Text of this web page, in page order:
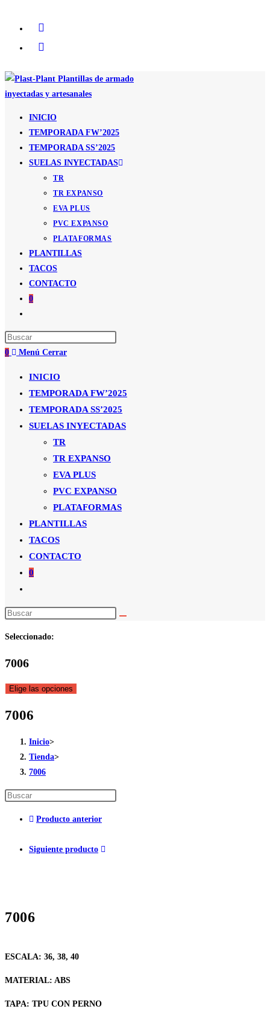
contenido
INICIO
TEMPORADA FW’2025
TEMPORADA SS’2025
SUELAS INYECTADAS
TR
TR EXPANSO
EVA PLUS
PVC EXPANSO
PLATAFORMAS
PLANTILLAS
TACOS
CONTACTO
0
de
la
web
0 Menú Cerrar
INICIO
TEMPORADA FW’2025
TEMPORADA SS’2025
SUELAS INYECTADAS
TR
TR EXPANSO
EVA PLUS
PVC EXPANSO
PLATAFORMAS
PLANTILLAS
TACOS
CONTACTO
0
de
la
Seleccionado:
7006
Elige las opciones
7006
Inicio>
Tienda>
7006
Producto anterior
Siguiente producto
7006
ESCALA: 36, 38, 40
MATERIAL: ABS
TAPA: TPU CON PERNO